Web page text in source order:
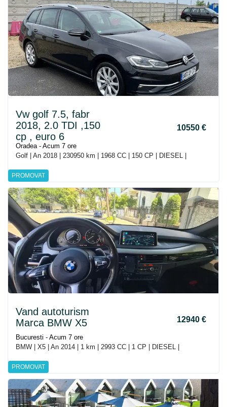
PROMOVAT
Vw golf 7.5, fabr
2018, 2.0 TDI ,150
cp , euro 6
10550 €
Oradea - Acum 7 ore
Golf | An 2018 | 230950 km | 1968 CC | 150 CP | DIESEL |
PROMOVAT
Vand autoturism
Marca BMW X5
12940 €
Bucuresti - Acum 7 ore
BMW | X5 | An 2014 | 1 km | 2993 CC | 1 CP | DIESEL |